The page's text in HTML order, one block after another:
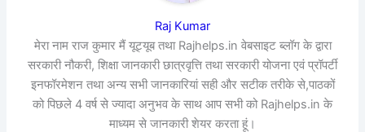
Raj Kumar
मेरा नाम राज कुमार मैं यूट्यूब तथा Rajhelps.in वेबसाइट ब्लॉग के द्वारा
सरकारी नौकरी, शिक्षा जानकारी छात्रवृत्ति तथा सरकारी योजना एवं प्रॉपर्टी
इनफॉरमेशन तथा अन्य सभी जानकारियां सही और सटीक तरीके से,पाठकों
को पिछले 4 वर्ष से ज्यादा अनुभव के साथ आप सभी को Rajhelps.in के
माध्यम से जानकारी शेयर करता हूं।